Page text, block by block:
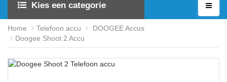
Kies een categorie
Home Telefoon accu
DOOGEE Accus
Doogee Shoot 2 Accu